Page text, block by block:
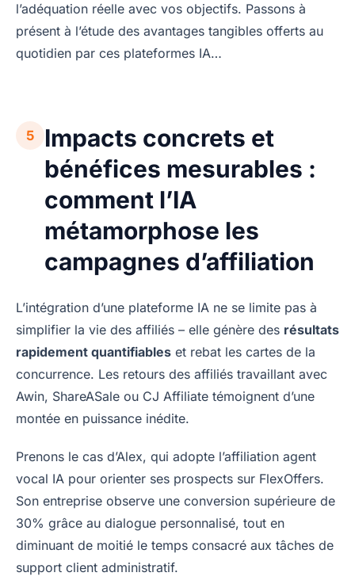
l’adéquation réelle avec vos objectifs. Passons à
présent à l’étude des avantages tangibles offerts au
quotidien par ces plateformes IA…
5
Impacts concrets et
bénéfices mesurables :
comment l’IA
métamorphose les
campagnes d’affiliation
L’intégration d’une plateforme IA ne se limite pas à
simplifier la vie des affiliés – elle génère des résultats
rapidement quantifiables et rebat les cartes de la
concurrence. Les retours des affiliés travaillant avec
Awin, ShareASale ou CJ Affiliate témoignent d’une
montée en puissance inédite.
Prenons le cas d’Alex, qui adopte l’affiliation agent
vocal IA pour orienter ses prospects sur FlexOffers.
Son entreprise observe une conversion supérieure de
30% grâce au dialogue personnalisé, tout en
diminuant de moitié le temps consacré aux tâches de
support client administratif.